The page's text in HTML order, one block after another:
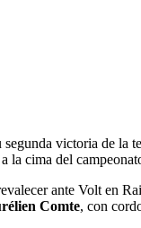
victoria de la
la cima del
ante Volt en
Comte, con